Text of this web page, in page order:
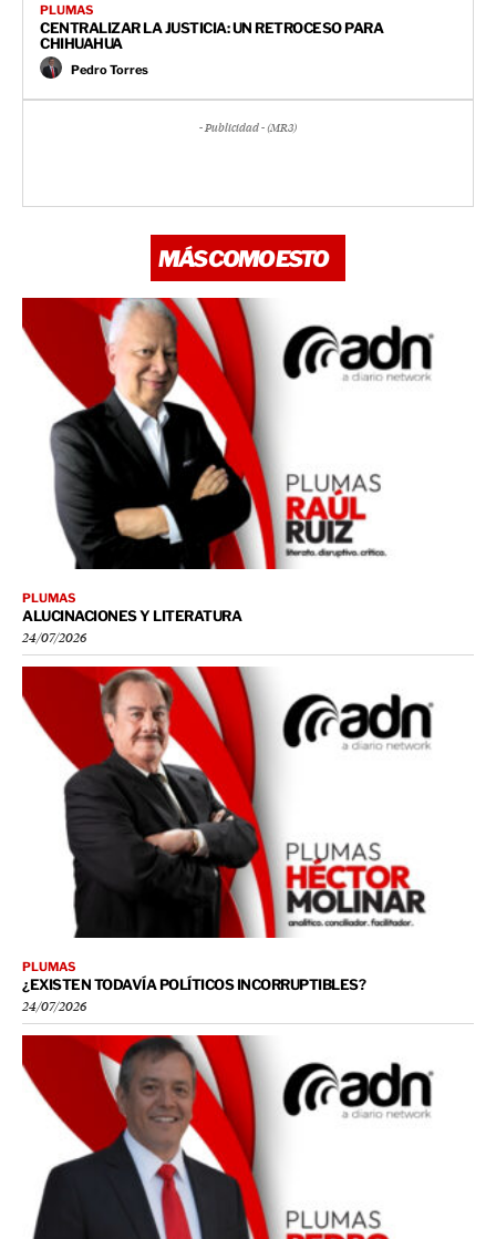
PLUMAS
CENTRALIZAR LA JUSTICIA: UN RETROCESO PARA
CHIHUAHUA
Pedro Torres
- Publicidad - (MR3)
MÁS COMO ESTO
PLUMAS
ALUCINACIONES Y LITERATURA
24/07/2026
PLUMAS
¿EXISTEN TODAVÍA POLÍTICOS INCORRUPTIBLES?
24/07/2026